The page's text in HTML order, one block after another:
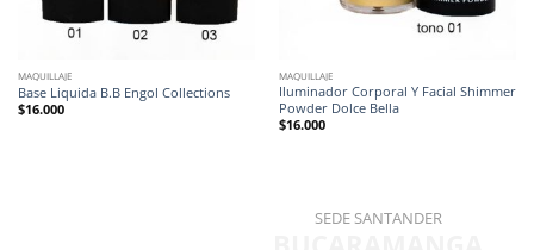
MAQUILLAJE
Base Liquida B.B Engol Collections
$16.000
MAQUILLAJE
Iluminador Corporal Y Facial Shimmer
Powder Dolce Bella
$16.000
SEDE SANTANDER